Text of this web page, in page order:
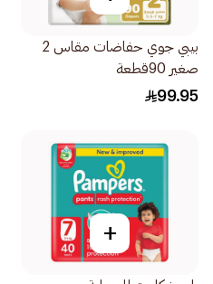
بيبي جوي حفاضات مقاس 2
صغير 90قطعة
99.95
+